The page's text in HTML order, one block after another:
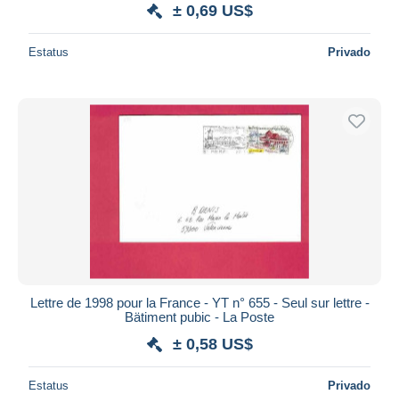
± 0,69 US$
Estatus Privado
Lettre de 1998 pour la France - YT n° 655 - Seul sur lettre -
Bätiment pubic - La Poste
± 0,58 US$
Estatus Privado